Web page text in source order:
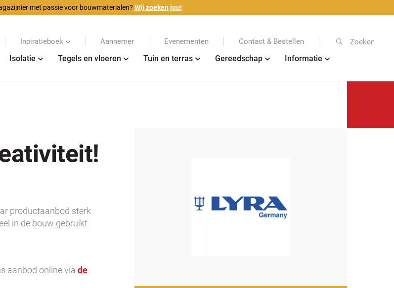
met passie voor bouwmaterialen? Wij zoeken jou!
Inpiratieboek Aannemer Evenementen Contact & Bestellen Zoeken
Isolatie Tegels en vloeren Tuin en terras Gereedschap Informatie
productaanbod sterk
in de bouw gebruikt
aanbod online via de